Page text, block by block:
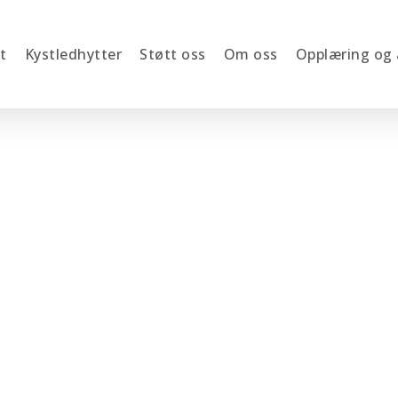
Kystledhytter Støtt oss Om oss Opplæring og